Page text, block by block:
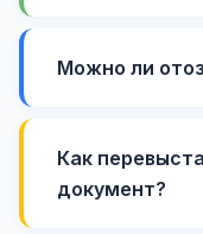
Можно ли
Как
документ?